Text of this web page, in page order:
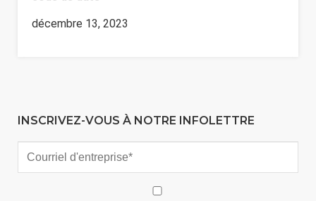
décembre 13, 2023
INSCRIVEZ-VOUS À NOTRE INFOLETTRE